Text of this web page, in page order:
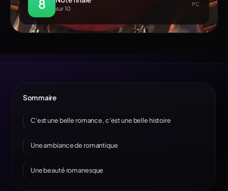
8 sur 10
PC
Sommaire
C'est une belle romance, c'est une belle histoire
Une ambiance de romantique
Une beauté romanesque